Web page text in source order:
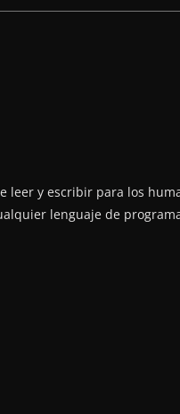
leer y escribir para los
lenguaje de